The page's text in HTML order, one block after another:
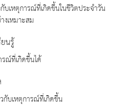
บเหตุการณ์ที่เกิดขึ้นในชีวิตประจำวัน
เหมาะสม
นรู้
ณ์ที่เกิดขึ้นได้
กับเหตุการณ์ที่เกิดขึ้น